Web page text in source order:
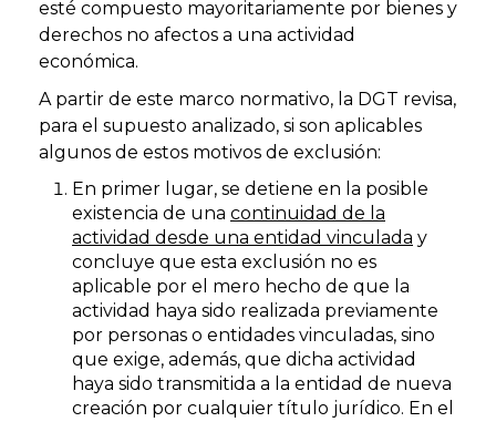
esté compuesto mayoritariamente por bienes y
derechos no afectos a una actividad
económica.
A partir de este marco normativo, la DGT revisa,
para el supuesto analizado, si son aplicables
algunos de estos motivos de exclusión:
En primer lugar, se detiene en la posible
existencia de una continuidad de la
actividad desde una entidad vinculada y
concluye que esta exclusión no es
aplicable por el mero hecho de que la
actividad haya sido realizada previamente
por personas o entidades vinculadas, sino
que exige, además, que dicha actividad
haya sido transmitida a la entidad de nueva
creación por cualquier título jurídico. En el